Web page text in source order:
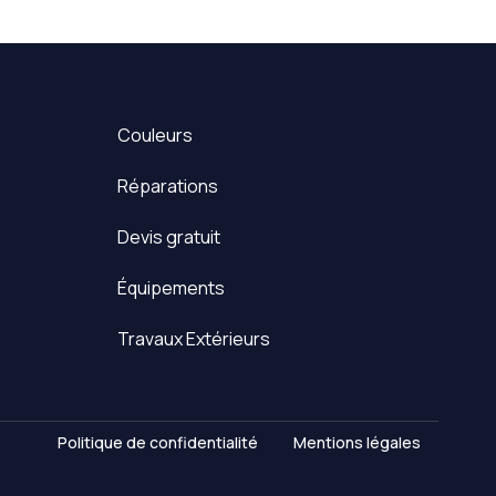
Couleurs
Réparations
Devis gratuit
Équipements
Travaux Extérieurs
Politique de confidentialité Mentions légales